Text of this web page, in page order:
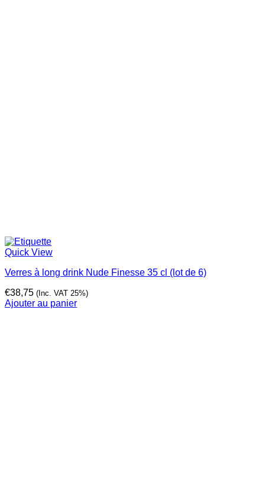
Quick View
Verres à long drink Nude Finesse 35 cl (lot de 6)
€38,75 (Inc. VAT 25%)
Ajouter au panier